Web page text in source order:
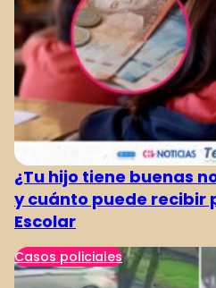
¿Tu hijo tiene buenas
y cuánto puede recibir
Escolar
Casos policiales